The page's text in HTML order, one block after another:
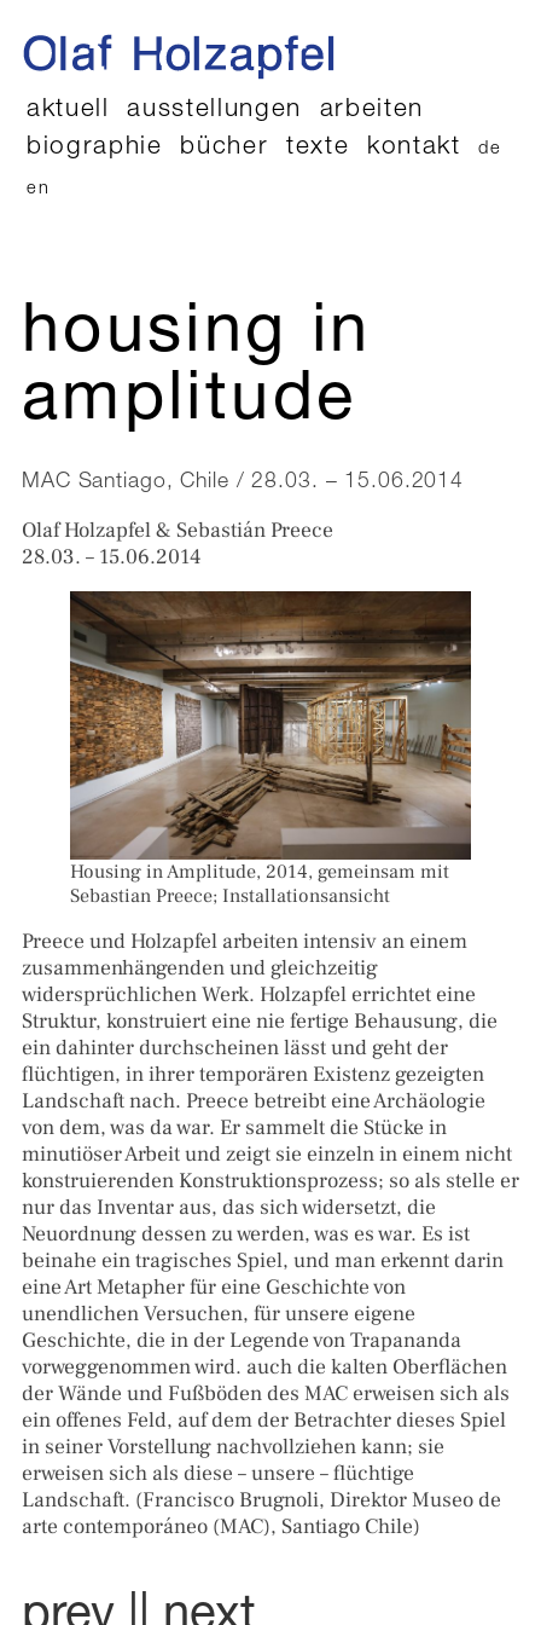
aktuell ausstellungen
arbeiten
biographie
bücher texte kontakt de
en
housing in
amplitude
MAC Santiago, Chile / 28.03. – 15.06.2014
Olaf Holzapfel & Sebastián Preece
28.03. – 15.06.2014
Housing in Amplitude, 2014, gemeinsam mit
Sebastian Preece; Installationsansicht
Preece und Holzapfel arbeiten intensiv an einem
zusammenhängenden und gleichzeitig
widersprüchlichen Werk. Holzapfel errichtet eine
Struktur, konstruiert eine nie fertige Behausung, die
ein dahinter durchscheinen lässt und geht der
flüchtigen, in ihrer temporären Existenz gezeigten
Landschaft nach. Preece betreibt eine Archäologie
von dem, was da war. Er sammelt die Stücke in
minutiöser Arbeit und zeigt sie einzeln in einem nicht
konstruierenden Konstruktionsprozess; so als stelle er
nur das Inventar aus, das sich widersetzt, die
Neuordnung dessen zu werden, was es war. Es ist
beinahe ein tragisches Spiel, und man erkennt darin
eine Art Metapher für eine Geschichte von
unendlichen Versuchen, für unsere eigene
Geschichte, die in der Legende von Trapananda
vorweggenommen wird. auch die kalten Oberflächen
der Wände und Fußböden des MAC erweisen sich als
ein offenes Feld, auf dem der Betrachter dieses Spiel
in seiner Vorstellung nachvollziehen kann; sie
erweisen sich als diese – unsere – flüchtige
Landschaft. (Francisco Brugnoli, Direktor Museo de
arte contemporáneo (MAC), Santiago Chile)